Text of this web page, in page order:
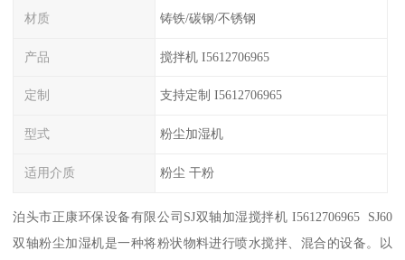
材质 铸铁/碳钢/不锈钢
产品 搅拌机 I5612706965
定制 支持定制 I5612706965
型式 粉尘加湿机
适用介质 粉尘 干粉
泊头市正康环保设备有限公司SJ双轴加湿搅拌机 I5612706965 SJ60
双轴粉尘加湿机是一种将粉状物料进行喷水搅拌、混合的设备。以